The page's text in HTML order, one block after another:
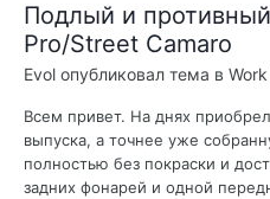
Подлый и
Pro/Street Camaro
Evol опубликовал тема в
Всем привет. На днях
выпуска, а точнее уже
полностью без покраски и
задних фонарей и одной